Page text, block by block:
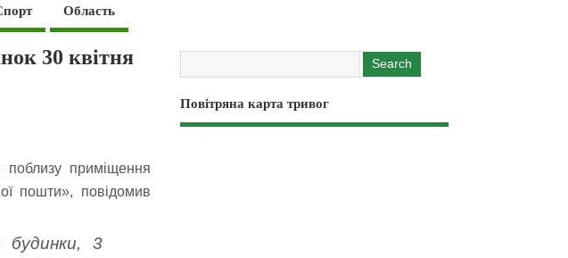
Область
30 квітня
поблизу приміщення
пошти», повідомив
будинки, 3
Повітряна карта тривог